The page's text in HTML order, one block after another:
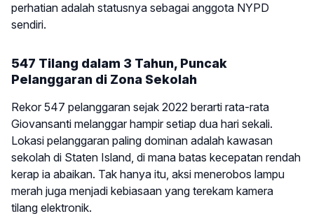
perhatian adalah statusnya sebagai anggota NYPD
sendiri.
547 Tilang dalam 3 Tahun, Puncak
Pelanggaran di Zona Sekolah
Rekor 547 pelanggaran sejak 2022 berarti rata-rata
Giovansanti melanggar hampir setiap dua hari sekali.
Lokasi pelanggaran paling dominan adalah kawasan
sekolah di Staten Island, di mana batas kecepatan rendah
kerap ia abaikan. Tak hanya itu, aksi menerobos lampu
merah juga menjadi kebiasaan yang terekam kamera
tilang elektronik.